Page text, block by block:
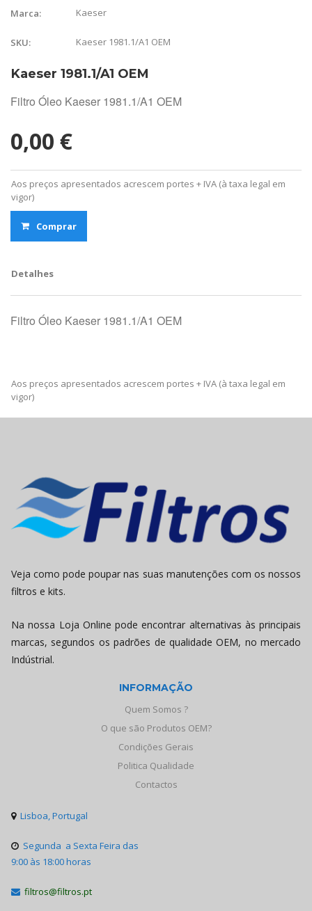
Marca: Kaeser
SKU: Kaeser 1981.1/A1 OEM
Kaeser 1981.1/A1 OEM
Filtro Óleo Kaeser 1981.1/A1 OEM
0,00 €
Aos preços apresentados acrescem portes + IVA (à taxa legal em
vigor)
Comprar
Detalhes
Filtro Óleo Kaeser 1981.1/A1 OEM
Aos preços apresentados acrescem portes + IVA (à taxa legal em
vigor)
Veja como pode poupar nas suas manutenções com os nossos
filtros e kits.
Na nossa Loja Online pode encontrar alternativas às principais
marcas, segundos os padrões de qualidade OEM, no mercado
Indústrial.
INFORMAÇÃO
Quem Somos ?
O que são Produtos OEM?
Condições Gerais
Politica Qualidade
Contactos
 Lisboa, Portugal
 Segunda a Sexta Feira das
9:00 às 18:00 horas
 filtros@filtros.pt